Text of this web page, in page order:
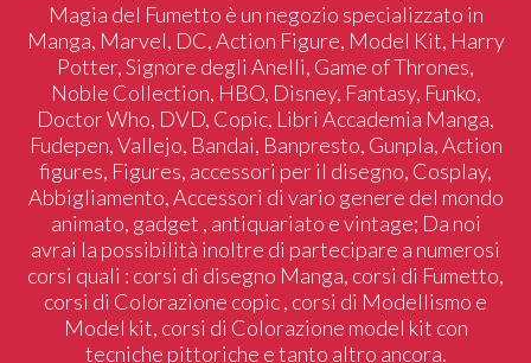
Magia del Fumetto è un negozio specializzato in
Manga, Marvel, DC, Action Figure, Model Kit, Harry
Potter, Signore degli Anelli, Game of Thrones,
Noble Collection, HBO, Disney, Fantasy, Funko,
Doctor Who, DVD, Copic, Libri Accademia Manga,
Fudepen, Vallejo, Bandai, Banpresto, Gunpla, Action
figures, Figures, accessori per il disegno, Cosplay,
Abbigliamento, Accessori di vario genere del mondo
animato, gadget , antiquariato e vintage; Da noi
avrai la possibilità inoltre di partecipare a numerosi
corsi quali : corsi di disegno Manga, corsi di Fumetto,
corsi di Colorazione copic , corsi di Modellismo e
Model kit, corsi di Colorazione model kit con
tecniche pittoriche e tanto altro ancora.